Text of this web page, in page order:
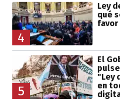
4
Ley
qué
favor
5
El
"Ley
en